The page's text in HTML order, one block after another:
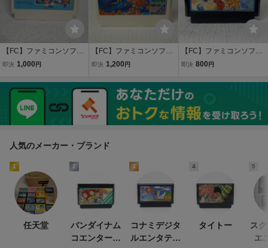
【FC】ファミコンソフト/
キテレツ大百科 クリ
トのみ】管理No.資699
即決 1,000 円
【FC】ファミコンソフト/
アルテリオス【ソフト
梱大歓迎！！
即決 1,200 円
【FC】ファミコンソフト/
妖怪倶楽部 クリーニ
み】管理No.資473 同梱
大歓迎！！
即決 800 円
人気のメーカー・ブランド
1
任天堂
2
バンダイナム
コエンターテ
3
コナミデジタ
ルエンタテイ
4
タイトー
5
ス
エ